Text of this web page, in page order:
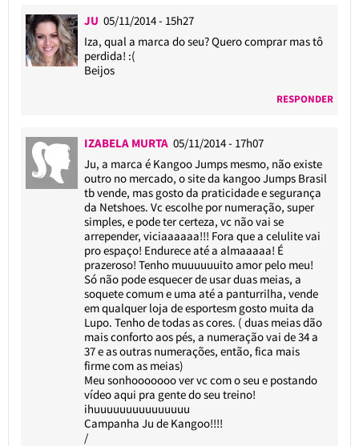
JU 05/11/2014 - 15h27
Iza, qual a marca do seu? Quero comprar mas tô
perdida! :(
Beijos
RESPONDER
IZABELA MURTA05/11/2014 - 17h07
Ju, a marca é Kangoo Jumps mesmo, não existe
outro no mercado, o site da kangoo Jumps Brasil
tb vende, mas gosto da praticidade e segurança
da Netshoes. Vc escolhe por numeração, super
simples, e pode ter certeza, vc não vai se
arrepender, viciaaaaaa!!! Fora que a celulite vai
pro espaço! Endurece até a almaaaaa! É
prazeroso! Tenho muuuuuuito amor pelo meu!
Só não pode esquecer de usar duas meias, a
soquete comum e uma até a panturrilha, vende
em qualquer loja de esportesm gosto muita da
Lupo. Tenho de todas as cores. ( duas meias dão
mais conforto aos pés, a numeração vai de 34 a
37 e as outras numerações, então, fica mais
firme com as meias)
Meu sonhooooooo ver vc com o seu e postando
vídeo aqui pra gente do seu treino!
ihuuuuuuuuuuuuuuu
Campanha Ju de Kangoo!!!!
/